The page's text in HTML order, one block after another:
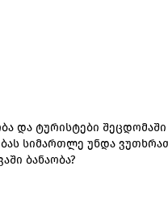
და ტურისტები შეცდომაში
სიმართლე უნდა
ბანაობა?